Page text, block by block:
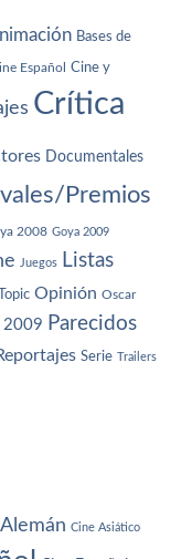
Bases de
Español Cine y
Crítica
Documentales
Premios
2008 Goya 2009
Juegos Listas
Opinión Oscar
2009 Parecidos
Serie Trailers
Cine Asiático